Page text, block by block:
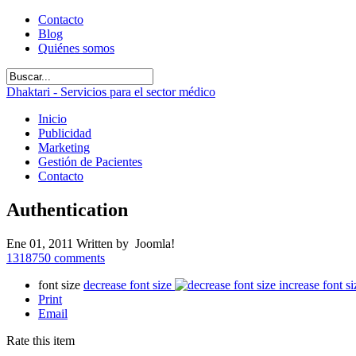
Contacto
Blog
Quiénes somos
Dhaktari - Servicios para el sector médico
Inicio
Publicidad
Marketing
Gestión de Pacientes
Contacto
Authentication
Ene 01, 2011 Written by Joomla!
1318750 comments
font size decrease font size
increase font
Print
Email
Rate this item